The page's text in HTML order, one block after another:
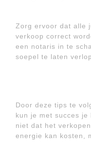
Zorg ervoor dat alle
verkoop correct
een notaris in te
soepel te laten
Door deze tips te
kun je met succes
niet dat het
energie kan kosten,